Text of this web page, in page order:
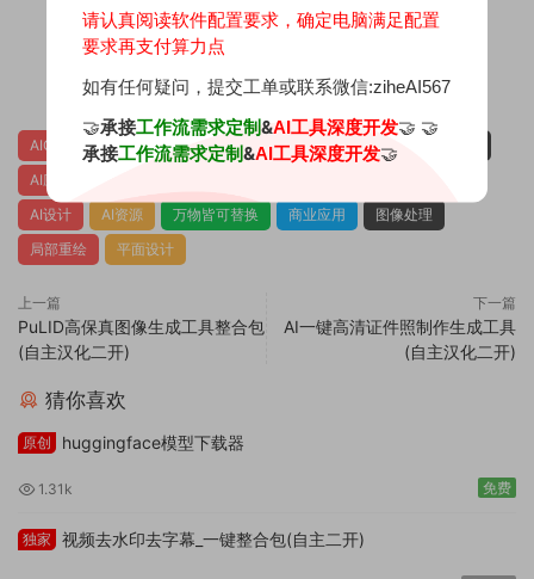
AIGC AI一键整合包 AI图像处理工具 AI局部重绘
AI应用
AI设计
AI资源 万物皆可替换 商业应用
图像处理
局部重绘
平面设计
上一篇
PuLID高保真图像生成工具整合包
(自主汉化二开)
下一篇
AI一键高清证件照制作生成工具
(自主汉化二开)
猜你喜欢
原创 huggingface模型下载器
1.31k 免费
独家 视频去水印去字幕_一键整合包(自主二开)
请认真阅读软件配置要求，确定电脑满足配置
要求再支付算力点
如有任何疑问，提交工单或联系微信:ziheAI567
🤝承接工作流需求定制&AI工具深度开发🤝 🤝
承接工作流需求定制&AI工具深度开发🤝